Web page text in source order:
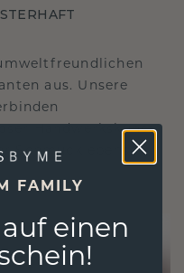
aus. Unsere
Handwerkskunst
Schmuck ebenso
FAMILY
einen